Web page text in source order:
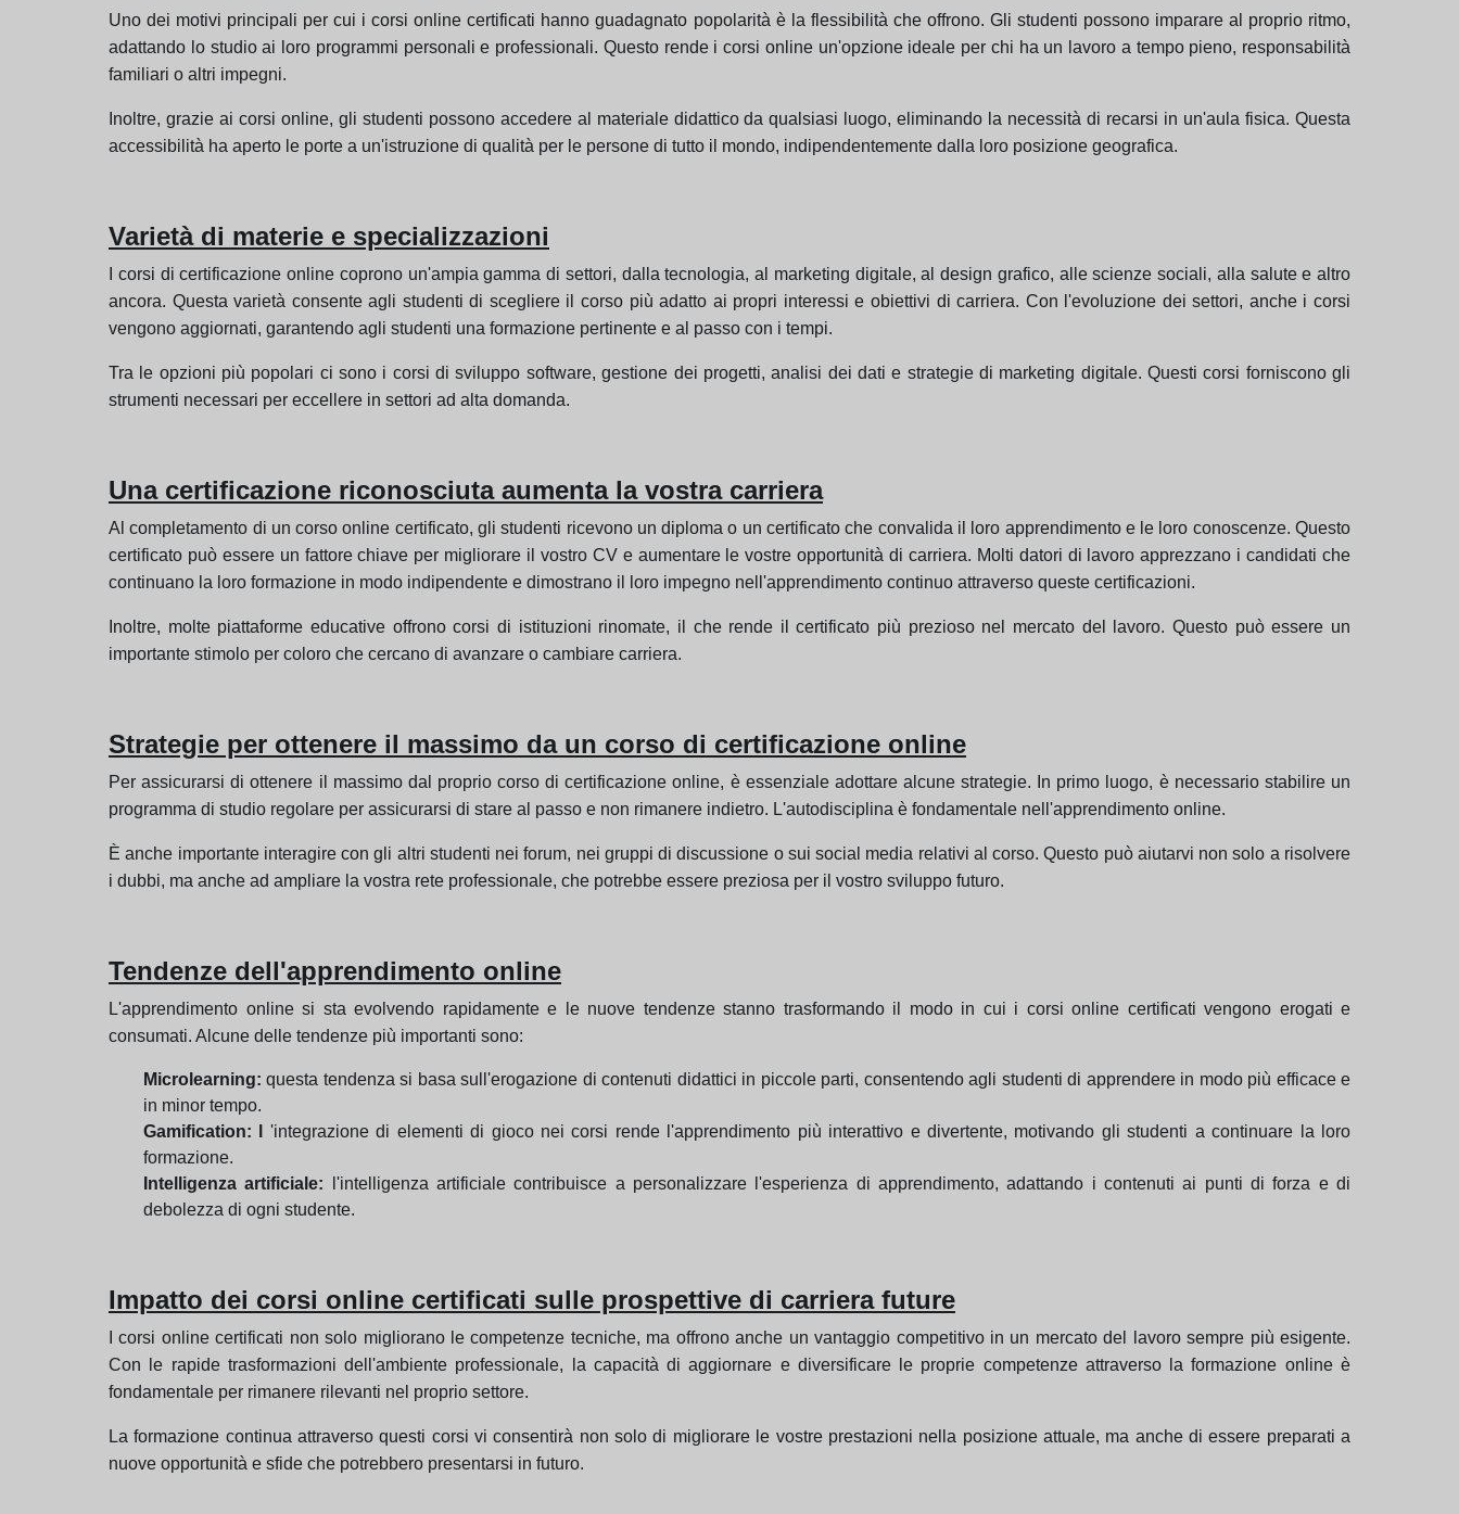
Uno dei motivi principali per cui i corsi online certificati hanno guadagnato popolarità è la flessibilità che offrono. Gli studenti possono imparare al proprio ritmo,
adattando lo studio ai loro programmi personali e professionali. Questo rende i corsi online un'opzione ideale per chi ha un lavoro a tempo pieno, responsabilità
familiari o altri impegni.
Inoltre, grazie ai corsi online, gli studenti possono accedere al materiale didattico da qualsiasi luogo, eliminando la necessità di recarsi in un'aula fisica. Questa
accessibilità ha aperto le porte a un'istruzione di qualità per le persone di tutto il mondo, indipendentemente dalla loro posizione geografica.
Varietà di materie e specializzazioni
I corsi di certificazione online coprono un'ampia gamma di settori, dalla tecnologia, al marketing digitale, al design grafico, alle scienze sociali, alla salute e altro
ancora. Questa varietà consente agli studenti di scegliere il corso più adatto ai propri interessi e obiettivi di carriera. Con l'evoluzione dei settori, anche i corsi
vengono aggiornati, garantendo agli studenti una formazione pertinente e al passo con i tempi.
Tra le opzioni più popolari ci sono i corsi di sviluppo software, gestione dei progetti, analisi dei dati e strategie di marketing digitale. Questi corsi forniscono gli
strumenti necessari per eccellere in settori ad alta domanda.
Una certificazione riconosciuta aumenta la vostra carriera
Al completamento di un corso online certificato, gli studenti ricevono un diploma o un certificato che convalida il loro apprendimento e le loro conoscenze. Questo
certificato può essere un fattore chiave per migliorare il vostro CV e aumentare le vostre opportunità di carriera. Molti datori di lavoro apprezzano i candidati che
continuano la loro formazione in modo indipendente e dimostrano il loro impegno nell'apprendimento continuo attraverso queste certificazioni.
Inoltre, molte piattaforme educative offrono corsi di istituzioni rinomate, il che rende il certificato più prezioso nel mercato del lavoro. Questo può essere un
importante stimolo per coloro che cercano di avanzare o cambiare carriera.
Strategie per ottenere il massimo da un corso di certificazione online
Per assicurarsi di ottenere il massimo dal proprio corso di certificazione online, è essenziale adottare alcune strategie. In primo luogo, è necessario stabilire un
programma di studio regolare per assicurarsi di stare al passo e non rimanere indietro. L'autodisciplina è fondamentale nell'apprendimento online.
È anche importante interagire con gli altri studenti nei forum, nei gruppi di discussione o sui social media relativi al corso. Questo può aiutarvi non solo a risolvere
i dubbi, ma anche ad ampliare la vostra rete professionale, che potrebbe essere preziosa per il vostro sviluppo futuro.
Tendenze dell'apprendimento online
L'apprendimento online si sta evolvendo rapidamente e le nuove tendenze stanno trasformando il modo in cui i corsi online certificati vengono erogati e
consumati. Alcune delle tendenze più importanti sono:
Microlearning: questa tendenza si basa sull'erogazione di contenuti didattici in piccole parti, consentendo agli studenti di apprendere in modo più efficace e
in minor tempo.
Gamification: l
'integrazione di elementi di gioco nei corsi rende l'apprendimento più interattivo e divertente, motivando gli studenti a continuare la loro
formazione.
Intelligenza artificiale: l'intelligenza artificiale contribuisce a personalizzare l'esperienza di apprendimento, adattando i contenuti ai punti di forza e di
debolezza di ogni studente.
Impatto dei corsi online certificati sulle prospettive di carriera future
I corsi online certificati non solo migliorano le competenze tecniche, ma offrono anche un vantaggio competitivo in un mercato del lavoro sempre più esigente.
Con le rapide trasformazioni dell'ambiente professionale, la capacità di aggiornare e diversificare le proprie competenze attraverso la formazione online è
fondamentale per rimanere rilevanti nel proprio settore.
La formazione continua attraverso questi corsi vi consentirà non solo di migliorare le vostre prestazioni nella posizione attuale, ma anche di essere preparati a
nuove opportunità e sfide che potrebbero presentarsi in futuro.